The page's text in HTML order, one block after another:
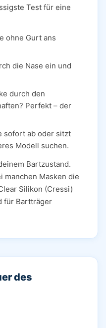
Test für eine
ohne Gurt ans
die Nase ein und
durch den
Perfekt – der
sofort ab oder sitzt
Modell suchen.
Bartzustand.
manchen Masken die
Silikon (Cressi)
für Bartträger
des